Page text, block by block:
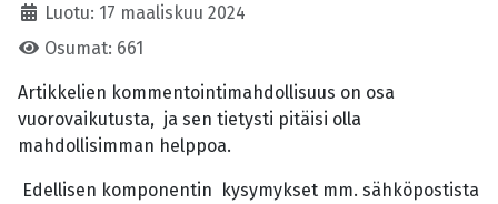
Luotu: 17 maaliskuu 2024
Osumat: 661
Artikkelien kommentointimahdollisuus on osa
vuorovaikutusta, ja sen tietysti pitäisi olla
mahdollisimman helppoa.
Edellisen komponentin kysymykset mm. sähköpostista